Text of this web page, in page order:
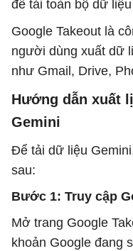
để tải toàn bộ dữ
Google Takeout là
người dùng xuất dữ
như Gmail, Drive,
Hướng dẫn xuất
Gemini
Để tải dữ liệu
sau:
Bước 1: Truy cập
Mở trang Google
khoản Google đang